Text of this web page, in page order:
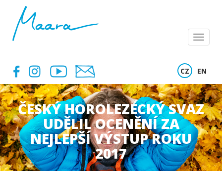
Menu
CZ EN
ČESKÝ HOROLEZECKÝ SVAZ
UDĚLIL OCENĚNÍ ZA
NEJLEPŠÍ VÝSTUP ROKU
2017